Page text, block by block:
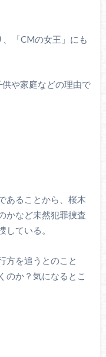
「CMの女王」にも
や家庭などの理由で
あることから、桜木
かなど未然犯罪捜査
ている。
方を追うとのこと
のか？気になるとこ